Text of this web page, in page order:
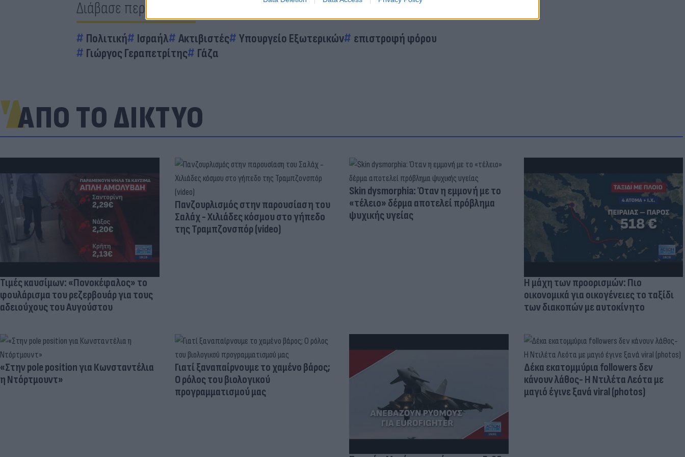
Διάβασε περισσότερα
Πολιτική Ισραήλ Ακτιβιστές Υπουργείο Εξωτερικών
επιστροφή φόρου
Γιώργος Γεραπετρίτης
Γάζα
ΑΠΟ ΤΟ ΔΙΚΤΥΟ
Τιμές καυσίμων: «Πονοκέφαλος» το
φουλάρισμα του ρεζερβουάρ για τους
αδειούχους του Αυγούστου
Πανζουρλισμός στην παρουσίαση του
Σαλάχ - Χιλιάδες κόσμου στο γήπεδο
της Τραμπζονσπόρ (video)
Skin dysmorphia: Όταν η εμμονή με το
«τέλειο» δέρμα αποτελεί πρόβλημα
ψυχικής υγείας
Η μάχη των προορισμών: Πιο
οικονομικά για οικογένειες το ταξίδι
των διακοπών με αυτοκίνητο
«Στην pole position για Κωνσταντέλια
η Ντόρτμουντ»
Γιατί ξαναπαίρνουμε το χαμένο βάρος;
Ο ρόλος του βιολογικού
προγραμματισμού μας
Δέκα εκατομμύρια followers δεν
κάνουν λάθος- Η Ντιλέτα Λεότα με
μαγιό έγινε ξανά viral (photos)